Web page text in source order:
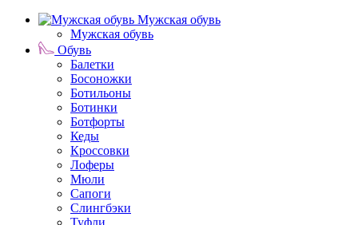
Мужская обувь
Мужская обувь
Обувь
Балетки
Босоножки
Ботильоны
Ботинки
Ботфорты
Кеды
Кроссовки
Лоферы
Мюли
Сапоги
Слингбэки
Туфли